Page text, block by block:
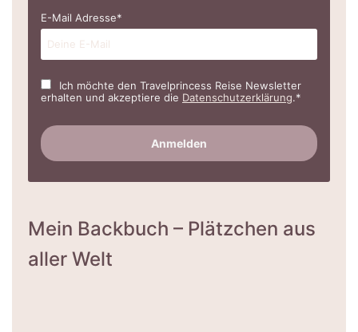
E-Mail Adresse*
Ich möchte den Travelprincess Reise Newsletter
erhalten und akzeptiere die Datenschutzerklärung.*
Mein Backbuch – Plätzchen aus
aller Welt